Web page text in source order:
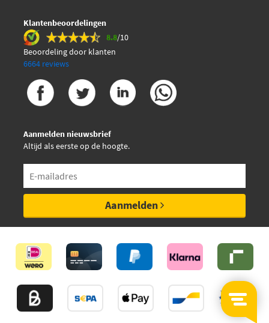
Klantenbeoordelingen
8.8/10
Beoordeling door klanten
6664 reviews
Aanmelden nieuwsbrief
Altijd als eerste op de hoogte.
Aanmelden